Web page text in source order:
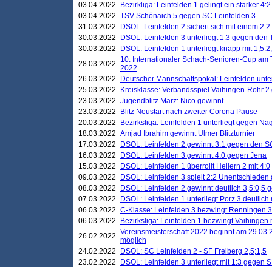
03.04.2022
Bezirkliga: Leinfelden 1 gelingt ein starker
03.04.2022 TSV Schönaich 5 gegen SC Leinfelden 3
31.03.2022
DSOL: Leinfelden 2 sichert sich mit einem
30.03.2022
DSOL: Leinfelden 3 unterliegt 1:3 gegen den
30.03.2022
DSOL: Leinfelden 1 unterliegt knapp mit
28.03.2022
10. Internationaler Schach-Senioren-Cup am
2022
26.03.2022
Deutscher Mannschaftspokal: Leinfelden
25.03.2022
Kreisklasse: Verbandsspiel Vaihingen-Rohr
23.03.2022 Jugendblitz März: Nico gewinnt
23.03.2022
Blitz Neustart nach zweiter Corona Pause
20.03.2022
Bezirksliga: Leinfelden 1 unterliegt gegen
18.03.2022 Amjad Ibrahim gewinnt Ulmer Blitzturnier
17.03.2022
DSOL: Leinfelden 2 gewinnt 3:1 gegen den
16.03.2022
DSOL: Leinfelden 3 gewinnt 4:0 gegen Jena
15.03.2022
DSOL: Leinfelden 1 überrollt Hellern 2 mit 4:0
09.03.2022
DSOL: Leinfelden 3 spielt 2:2 Unentschieden
08.03.2022
DSOL: Leinfelden 2 gewinnt deutlich 3,5:0,5
07.03.2022
DSOL: Leinfelden 1 unterliegt Porz 3 deutlich
06.03.2022 C-Klasse: Leinfelden 3 bezwingt Renningen
06.03.2022
Bezirksliga: Leinfelden 1 bezwingt Vaihingen
26.02.2022 Vereinsmeisterschaft 2022 beginnt am
möglich
24.02.2022
DSOL: SC Leinfelden 2 - SF Freiberg 2,5;1,5
23.02.2022
DSOL: Leinfelden 3 unterliegt mit 1:3 gegen